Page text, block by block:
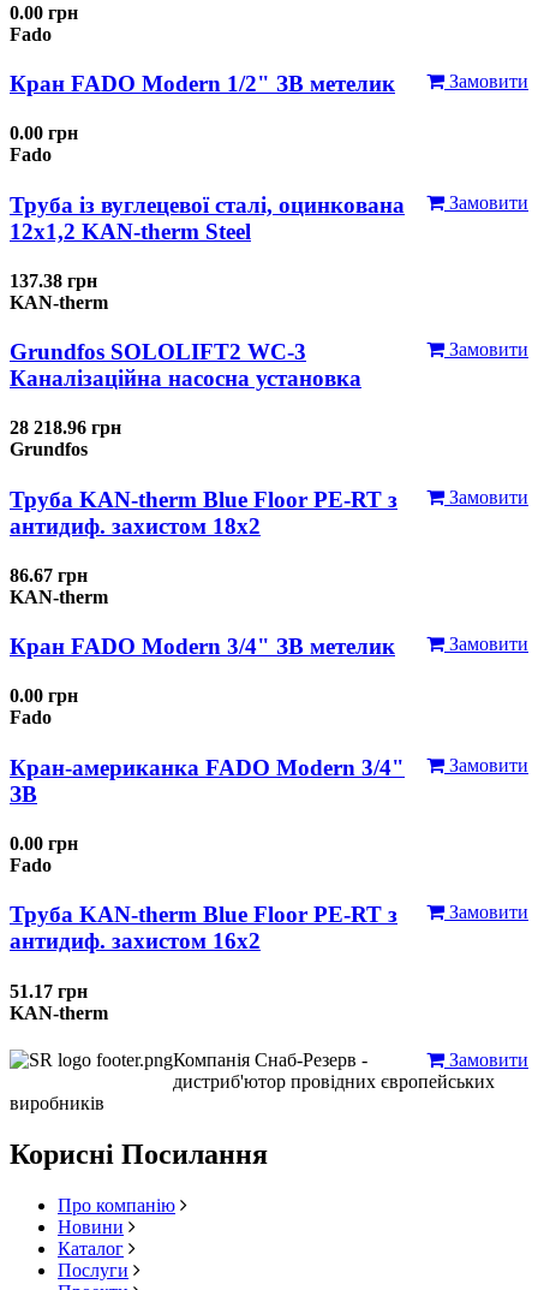
0.00 грн
Fado
Замовити
Кран FADO Modern 1/2" ЗВ метелик
0.00 грн
Fado
Замовити
Труба із вуглецевої сталі, оцинкована
12x1,2 KAN-therm Steel
137.38 грн
KAN-therm
Замовити
Grundfos SOLOLIFT2 WC-3
Каналізаційна насосна установка
28 218.96 грн
Grundfos
Замовити
Труба KAN-therm Blue Floor PE-RT з
антидиф. захистом 18х2
86.67 грн
KAN-therm
Замовити
Кран FADO Modern 3/4" ЗВ метелик
0.00 грн
Fado
Замовити
Кран-американка FADO Modern 3/4"
ЗВ
0.00 грн
Fado
Замовити
Труба KAN-therm Blue Floor PE-RT з
антидиф. захистом 16х2
51.17 грн
KAN-therm
Замовити
Компанія Снаб-Резерв -
дистриб'ютор провідних європейських
виробників
Корисні Посилання
Про компанію
Новини
Каталог
Послуги